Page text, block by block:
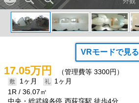
VRモードで見る
17.05万円 （管理費等 3300円）
1ヶ月
1ヶ月
1R
36.07㎡
中央・総武線各停 西荻窪駅 徒歩4分